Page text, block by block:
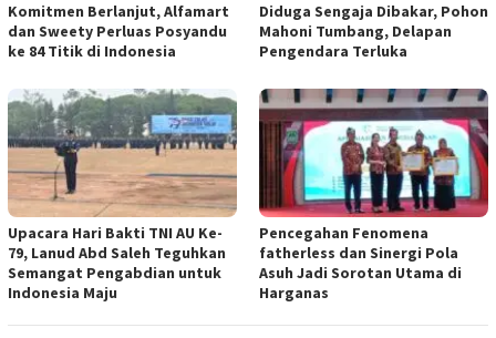
Komitmen Berlanjut, Alfamart
dan Sweety Perluas Posyandu
ke 84 Titik di Indonesia
Diduga Sengaja Dibakar, Pohon
Mahoni Tumbang, Delapan
Pengendara Terluka
Upacara Hari Bakti TNI AU Ke-
79, Lanud Abd Saleh Teguhkan
Semangat Pengabdian untuk
Indonesia Maju
Pencegahan Fenomena
fatherless dan Sinergi Pola
Asuh Jadi Sorotan Utama di
Harganas